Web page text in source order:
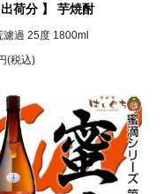
荷分 】 芋焼酎
濾過 25度 1800ml
(税込)